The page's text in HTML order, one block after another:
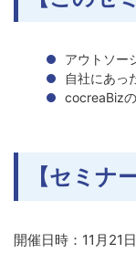
アウトソー
自社にあっ
cocreaBiz
【セミナ
開催日時：11月21